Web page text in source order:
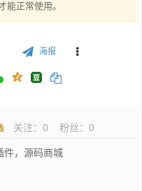
能正常使用。
海报
关注： 0 粉丝： 0
件，源码商城